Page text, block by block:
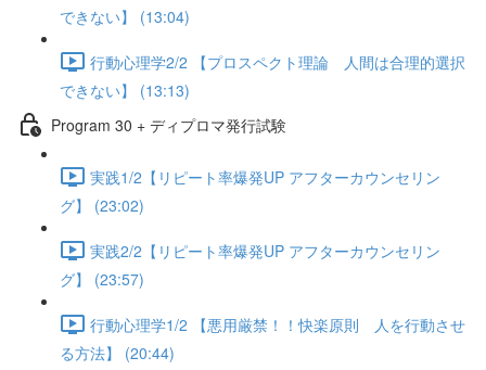
できない】 (13:04)
行動心理学2/2 【プロスペクト理論 人間は合理的選択
できない】 (13:13)
Program 30 + ディプロマ発行試験
実践1/2【リピート率爆発UP アフターカウンセリン
グ】 (23:02)
実践2/2【リピート率爆発UP アフターカウンセリン
グ】 (23:57)
行動心理学1/2 【悪用厳禁！！快楽原則 人を行動させ
る方法】 (20:44)